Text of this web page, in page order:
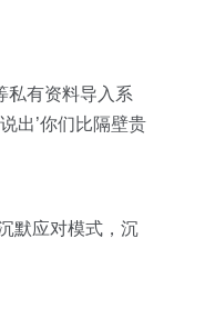
私有资料导入系
出’你们比隔壁贵
默应对模式，沉